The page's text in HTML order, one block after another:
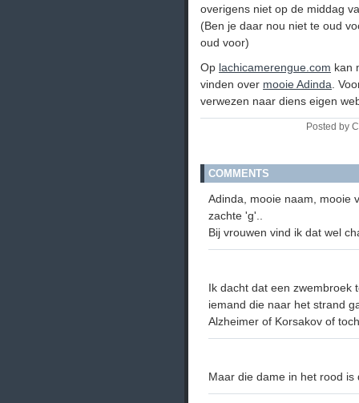
overigens niet op de middag
(Ben je daar nou niet te oud
oud voor)
Op lachicamerengue.com kan
vinden over mooie Adinda .
verwezen naar diens eigen
Posted by
COMMENTS
Adinda, mooie naam, mooie
zachte 'g'..
Bij vrouwen vind ik dat wel
Ik dacht dat een zwembroek
iemand die naar het strand
Alzheimer of Korsakov of
Maar die dame in het rood is